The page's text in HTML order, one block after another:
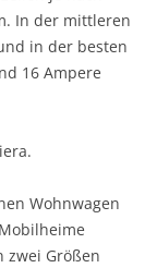
In der mittleren
in der besten
16 Ampere
Wohnwagen
zwei Größen